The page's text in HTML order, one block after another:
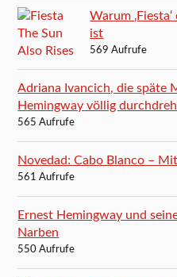
Warum
ist
569 Aufrufe
Adriana Ivancich, die späte
Hemingway völlig
565 Aufrufe
Novedad: Cabo Blanco –
561 Aufrufe
Ernest Hemingway und
Narben
550 Aufrufe